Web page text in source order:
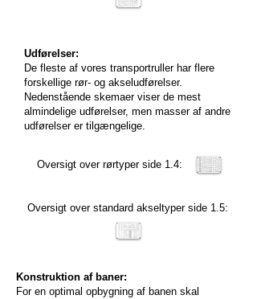
Udførelser:
De fleste af vores transportruller har flere
forskellige rør- og akseludførelser.
Nedenstående skemaer viser de mest
almindelige udførelser, men masser af andre
udførelser er tilgængelige.
Oversigt over rørtyper side 1.4:
Oversigt over standard akseltyper side 1.5:
Konstruktion af baner:
For en optimal opbygning af banen skal